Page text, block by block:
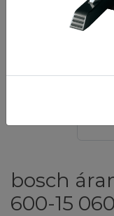
bosch
600-15